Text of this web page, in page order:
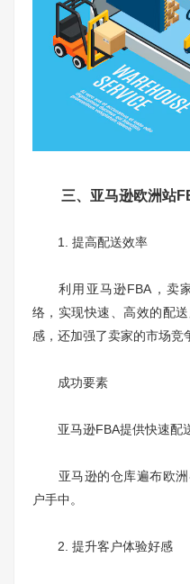
三、亚马逊欧洲站
1. 提高配送效率
利用亚马逊FBA，卖家
络，实现快速、高效的配
感，还加强了卖家的市场竞
成功要素
亚马逊FBA提供快速配送
亚马逊的仓库遍布欧洲
户手中。
2. 提升客户体验好感